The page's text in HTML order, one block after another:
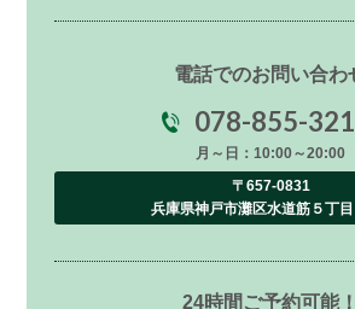
電話でのお問い合わ
078-855-
月～日：10:00～20:00
〒657-0831
兵庫県神戸市灘区水道筋５丁
24時間ご予約可能！